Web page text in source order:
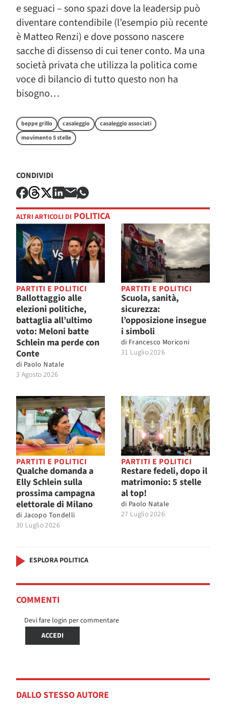
e seguaci – sono spazi dove la leadersip può
diventare contendibile (l’esempio più recente
è Matteo Renzi) e dove possono nascere
sacche di dissenso di cui tener conto. Ma una
società privata che utilizza la politica come
voce di bilancio di tutto questo non ha
bisogno…
beppe grillo casaleggio
casaleggio associati
movimento 5 stelle
CONDIVIDI
ALTRI ARTICOLI DI POLITICA
PARTITI E POLITICI
Ballottaggio alle
elezioni politiche,
battaglia all’ultimo
voto: Meloni batte
Schlein ma perde con
Conte
di Paolo Natale
3 Agosto 2026
PARTITI E POLITICI
Scuola, sanità,
sicurezza:
l’opposizione insegue
i simboli
di Francesco Moriconi
31 Luglio 2026
PARTITI E POLITICI
Qualche domanda a
Elly Schlein sulla
prossima campagna
elettorale di Milano
di Jacopo Tondelli
30 Luglio 2026
PARTITI E POLITICI
Restare fedeli, dopo il
matrimonio: 5 stelle
al top!
di Paolo Natale
27 Luglio 2026
ESPLORA POLITICA
COMMENTI
Devi fare login per commentare
ACCEDI
DALLO STESSO AUTORE